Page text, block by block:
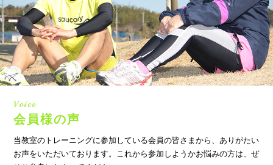
Voice
会員様の声
当教室のトレーニングに参加している会員の皆さまから、ありがたい
お声をいただいております。これから参加しようかお悩みの方は、ぜ